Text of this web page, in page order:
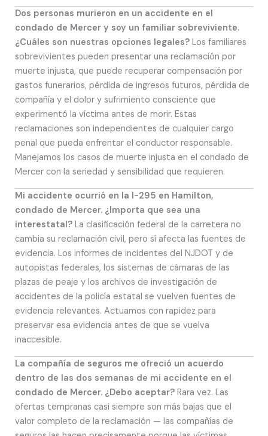
Dos personas murieron en un accidente en el
condado de Mercer y soy un familiar sobreviviente.
¿Cuáles son nuestras opciones legales? Los familiares
sobrevivientes pueden presentar una reclamación por
muerte injusta, que puede recuperar compensación por
gastos funerarios, pérdida de ingresos futuros, pérdida de
compañía y el dolor y sufrimiento consciente que
experimentó la víctima antes de morir. Estas
reclamaciones son independientes de cualquier cargo
penal que pueda enfrentar el conductor responsable.
Manejamos los casos de muerte injusta en el condado de
Mercer con la seriedad y sensibilidad que requieren.
Mi accidente ocurrió en la I-295 en Hamilton,
condado de Mercer. ¿Importa que sea una
interestatal? La clasificación federal de la carretera no
cambia su reclamación civil, pero sí afecta las fuentes de
evidencia. Los informes de incidentes del NJDOT y de
autopistas federales, los sistemas de cámaras de las
plazas de peaje y los archivos de investigación de
accidentes de la policía estatal se vuelven fuentes de
evidencia relevantes. Actuamos con rapidez para
preservar esa evidencia antes de que se vuelva
inaccesible.
La compañía de seguros me ofreció un acuerdo
dentro de las dos semanas de mi accidente en el
condado de Mercer. ¿Debo aceptar? Rara vez. Las
ofertas tempranas casi siempre son más bajas que el
valor completo de la reclamación — las compañías de